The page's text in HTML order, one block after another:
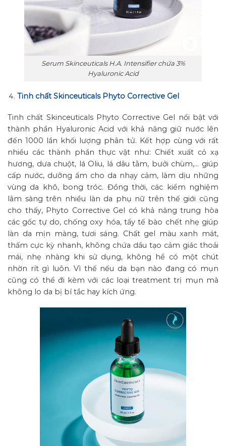
Serum Skinceuticals H.A. Intensifier chứa 3%
Hyaluronic Acid
Tinh chất Skinceuticals Phyto Corrective Gel
Tinh chất Skinceuticals Phyto Corrective Gel nổi bật với
thành phần Hyaluronic Acid với khả năng giữ nước lên
đến 1000 lần khối lượng phân tử. Kết hợp cùng với rất
nhiều các thành phần thực vật như: Chiết xuất cỏ xạ
hương, dưa chuột, lá Oliu, lá dâu tằm, bưởi chùm,… giúp
cấp nước, dưỡng ẩm cho da nhạy cảm, làm dịu những
vùng da khô, bong tróc. Đồng thời, các kiểm nghiệm
lâm sàng trên nhiều làn da phụ nữ trên thế giới cũng
cho thấy, Phyto Corrective Gel có khả năng trung hòa
các gốc tự do, chống oxy hóa, tẩy tế bào chết nhẹ giúp
làn da mịn màng, tươi sáng. Chất gel màu xanh mát,
thấm cực kỳ nhanh, không chứa dầu tạo cảm giác thoải
mái, nhẹ nhàng khi sử dụng, không hề có một chút
nhờn rít gì luôn. Vì thế nếu da bạn nào đang có mụn
cũng có thể đi kèm với các loại treatment trị mụn mà
không lo da bị bí tắc hay kích ứng.